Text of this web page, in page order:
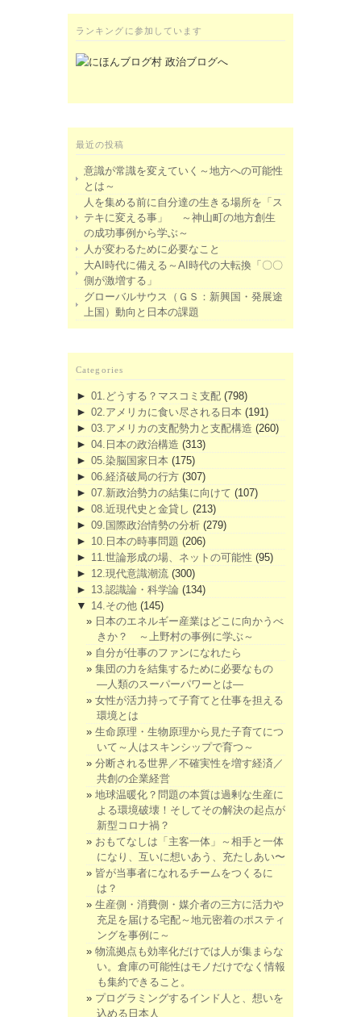
ランキングに参加しています
最近の投稿
意識が常識を変えていく～地方への可能性
とは～
人を集める前に自分達の生きる場所を「ス
テキに変える事」 ～神山町の地方創生
の成功事例から学ぶ～
人が変わるために必要なこと
大AI時代に備える～AI時代の大転換「〇〇
側が激増する」
グローバルサウス（ＧＳ：新興国・発展途
上国）動向と日本の課題
Categories
► 01.どうする？マスコミ支配 (798)
► 02.アメリカに食い尽される日本 (191)
► 03.アメリカの支配勢力と支配構造 (260)
► 04.日本の政治構造 (313)
► 05.染脳国家日本 (175)
► 06.経済破局の行方 (307)
► 07.新政治勢力の結集に向けて (107)
► 08.近現代史と金貸し (213)
► 09.国際政治情勢の分析 (279)
► 10.日本の時事問題 (206)
► 11.世論形成の場、ネットの可能性 (95)
► 12.現代意識潮流 (300)
► 13.認識論・科学論 (134)
▼ 14.その他 (145)
日本のエネルギー産業はどこに向かうべ
きか？ ～上野村の事例に学ぶ～
自分が仕事のファンになれたら
集団の力を結集するために必要なもの
―人類のスーパーパワーとは―
女性が活力持って子育てと仕事を担える
環境とは
生命原理・生物原理から見た子育てにつ
いて～人はスキンシップで育つ～
分断される世界／不確実性を増す経済／
共創の企業経営
地球温暖化？問題の本質は過剰な生産に
よる環境破壊！そしてその解決の起点が
新型コロナ禍？
おもてなしは「主客一体」～相手と一体
になり、互いに想いあう、充たしあい〜
皆が当事者になれるチームをつくるに
は？
生産側・消費側・媒介者の三方に活力や
充足を届ける宅配～地元密着のポスティ
ングを事例に～
物流拠点も効率化だけでは人が集まらな
い。倉庫の可能性はモノだけでなく情報
も集約できること。
プログラミングするインド人と、想いを
込める日本人